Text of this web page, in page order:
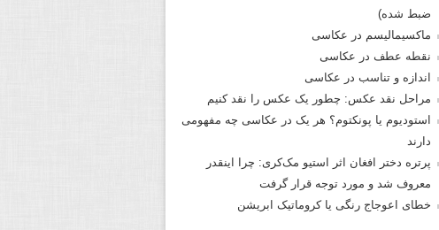
ضبط شده)
ماکسیمالیسم در عکاسی
نقطه عطف در عکاسی
اندازه و تناسب در عکاسی
مراحل نقد عکس: چطور یک عکس را نقد کنیم
استودیوم یا پونکتوم؟ هر یک در عکاسی چه مفهومی
دارند
پرتره دختر افغان اثر استیو مک‌کری: چرا اینقدر
معروف شد و مورد توجه قرار گرفت
خطای اعوجاج رنگی یا کروماتیک ابریشن